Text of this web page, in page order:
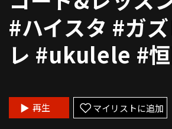
#ハイスタ #ガ
レ #ukulele #
再生 マイリストに追加